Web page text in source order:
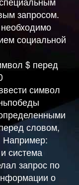
запросом.
социальной
$ перед
символ
словом,
Например:
система
запрос по
о